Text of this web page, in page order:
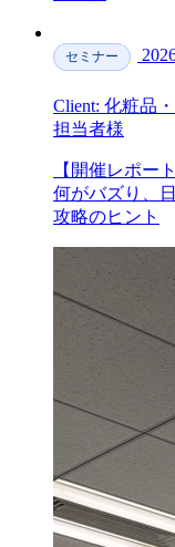
セミナー
Client: 化粧品
担当者様
【開催レポー
何がバズり、
攻略のヒント